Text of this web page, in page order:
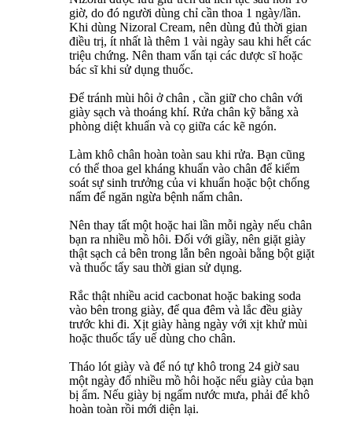
giờ, do đó người dùng chỉ cần thoa 1 ngày/lần.
Khi dùng Nizoral Cream, nên dùng đủ thời gian
điều trị, ít nhất là thêm 1 vài ngày sau khi hết các
triệu chứng. Nên tham vấn tại các dược sĩ hoặc
bác sĩ khi sử dụng thuốc.
Để tránh mùi hôi ở chân , cần giữ cho chân với
giày sạch và thoáng khí. Rửa chân kỹ bằng xà
phòng diệt khuẩn và cọ giữa các kẽ ngón.
Làm khô chân hoàn toàn sau khi rửa. Bạn cũng
có thể thoa gel kháng khuẩn vào chân để kiểm
soát sự sinh trưởng của vi khuẩn hoặc bột chống
nấm để ngăn ngừa bệnh nấm chân.
Nên thay tất một hoặc hai lần mỗi ngày nếu chân
bạn ra nhiều mồ hôi. Đối với giầy, nên giặt giày
thật sạch cả bên trong lẫn bên ngoài bằng bột giặt
và thuốc tẩy sau thời gian sử dụng.
Rắc thật nhiều acid cacbonat hoặc baking soda
vào bên trong giày, để qua đêm và lắc đều giày
trước khi đi. Xịt giày hàng ngày với xịt khử mùi
hoặc thuốc tẩy uế dùng cho chân.
Tháo lót giày và để nó tự khô trong 24 giờ sau
một ngày đổ nhiều mồ hôi hoặc nếu giày của bạn
bị ẩm. Nếu giày bị ngấm nước mưa, phải để khô
hoàn toàn rồi mới diện lại.